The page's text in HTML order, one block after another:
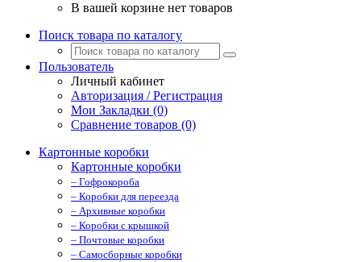
В вашей корзине нет товаров
Поиск товара по каталогу
Пользователь
Личный кабинет
Авторизация / Регистрация
Мои Закладки (0)
Сравнение товаров (0)
Картонные коробки
Картонные коробки
– Гофрокороба
– Коробки для переезда
– Архивные коробки
– Коробки с крышкой
– Почтовые коробки
– Самосборные коробки